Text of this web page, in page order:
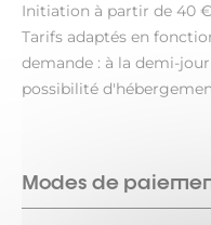
Initiation à partir de 40
Tarifs adaptés en
demande : à la demi-
possibilité
Modes de